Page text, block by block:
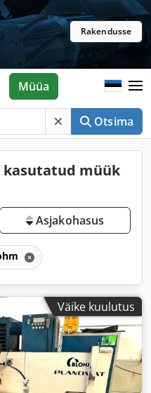
Rakendusse
Otsima
Müüa
kasutatud müük
Asjakohasus
Väike kuulutus